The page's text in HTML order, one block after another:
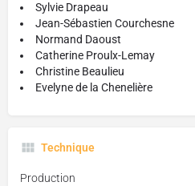
Sylvie Drapeau
Jean-Sébastien Courchesne
Normand Daoust
Catherine Proulx-Lemay
Christine Beaulieu
Evelyne de la Chenelière
Technique
Production